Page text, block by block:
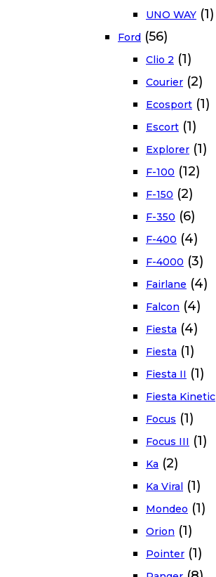
UNO WAY (1)
Ford (56)
Clio 2 (1)
Courier (2)
Ecosport (1)
Escort (1)
Explorer (1)
F-100 (12)
F-150 (2)
F-350 (6)
F-400 (4)
F-4000 (3)
Fairlane (4)
Falcon (4)
Fiesta (4)
Fiesta (1)
Fiesta II (1)
Fiesta Kinetic
Focus (1)
Focus III (1)
Ka (2)
Ka Viral (1)
Mondeo (1)
Orion (1)
Pointer (1)